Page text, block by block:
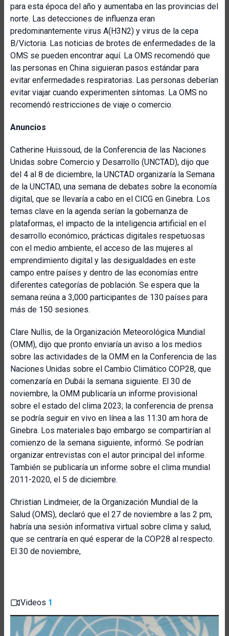
para esta época del año y aumentaba en las provincias del
norte. Las detecciones de influenza eran
predominantemente virus A(H3N2) y virus de la cepa
B/Victoria. Las noticias de brotes de enfermedades de la
OMS se pueden encontrar aquí. La OMS recomendó que
las personas en China siguieran pasos estándar para
evitar enfermedades respiratorias. Las personas deberían
evitar viajar cuando experimenten síntomas. La OMS no
recomendó restricciones de viaje o comercio.
Anuncios
Catherine Huissoud, de la Conferencia de las Naciones
Unidas sobre Comercio y Desarrollo (UNCTAD), dijo que
del 4 al 8 de diciembre, la UNCTAD organizaría la Semana
de la UNCTAD, una semana de debates sobre la economía
digital, que se llevaría a cabo en el CICG en Ginebra. Los
temas clave en la agenda serían la gobernanza de
plataformas, el impacto de la inteligencia artificial en el
desarrollo económico, prácticas digitales respetuosas
con el medio ambiente, el acceso de las mujeres al
emprendimiento digital y las desigualdades en este
campo entre países y dentro de las economías entre
diferentes categorías de población. Se espera que la
semana reúna a 3,000 participantes de 130 países para
más de 150 sesiones.
Clare Nullis, de la Organización Meteorológica Mundial
(OMM), dijo que pronto enviaría un aviso a los medios
sobre las actividades de la OMM en la Conferencia de las
Naciones Unidas sobre el Cambio Climático COP28, que
comenzaría en Dubái la semana siguiente. El 30 de
noviembre, la OMM publicaría un informe provisional
sobre el estado del clima 2023; la conferencia de prensa
se podría seguir en vivo en línea a las 11:30 am hora de
Ginebra. Los materiales bajo embargo se compartirían al
comienzo de la semana siguiente, informó. Se podrían
organizar entrevistas con el autor principal del informe.
También se publicaría un informe sobre el clima mundial
2011-2020, el 5 de diciembre.
Christian Lindmeier, de la Organización Mundial de la
Salud (OMS), declaró que el 27 de noviembre a las 2 pm,
habría una sesión informativa virtual sobre clima y salud,
que se centraría en qué esperar de la COP28 al respecto.
El 30 de noviembre,
Videos 1